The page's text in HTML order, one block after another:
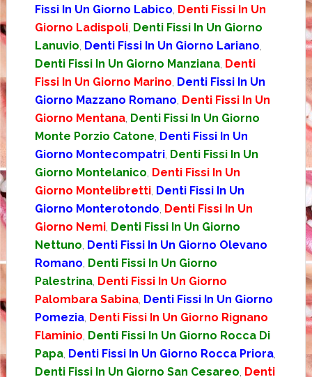
Fissi In Un Giorno Labico Denti Fissi In Un
Giorno Ladispoli, Denti Fissi In Un Giorno
Lanuvio Denti Fissi In Un Giorno Lariano
Denti Fissi In Un Giorno Manziana, Denti
Fissi In Un Giorno Marino Denti Fissi In Un
Giorno Mazzano Romano Denti Fissi In Un
Giorno Mentana, Denti Fissi In Un Giorno
Monte Porzio Catone Denti Fissi In Un
Giorno Montecompatri, Denti Fissi In Un
Giorno Montelanico Denti Fissi In Un
Giorno Montelibretti, Denti Fissi In Un
Giorno Monterotondo Denti Fissi In Un
Giorno Nemi, Denti Fissi In Un Giorno
Nettuno Denti Fissi In Un Giorno Olevano
Romano Denti Fissi In Un Giorno
Palestrina, Denti Fissi In Un Giorno
Palombara Sabina, Denti Fissi In Un Giorno
Pomezia, Denti Fissi In Un Giorno Rignano
Flaminio Denti Fissi In Un Giorno Rocca Di
Papa, Denti Fissi In Un Giorno Rocca Priora,
Denti Fissi In Un Giorno San Cesareo Denti